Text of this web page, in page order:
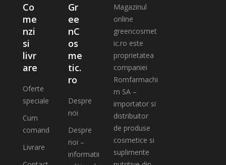
Co
me
nzi
si
livr
are
Oferte
speciale
Cum
comand
Livrare
Gr
ee
nC
os
me
tic.
ro
Despre
noi
Despre
noi –
informatii
Magazinul
online
greencosmet
ic.ro este
proprietatea
companiei
Romfarmachi
m SA –
importator si
distribuitor
de produse
cosmetice si
suplimente